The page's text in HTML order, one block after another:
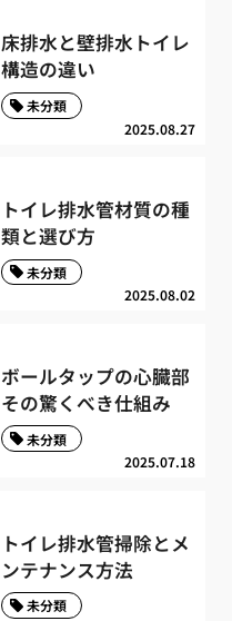
床排水と壁排水トイレ
構造の違い
2025.08.27
未分類
トイレ排水管材質の種
類と選び方
2025.08.02
未分類
ボールタップの心臓部
その驚くべき仕組み
2025.07.18
未分類
トイレ排水管掃除とメ
ンテナンス方法
未分類